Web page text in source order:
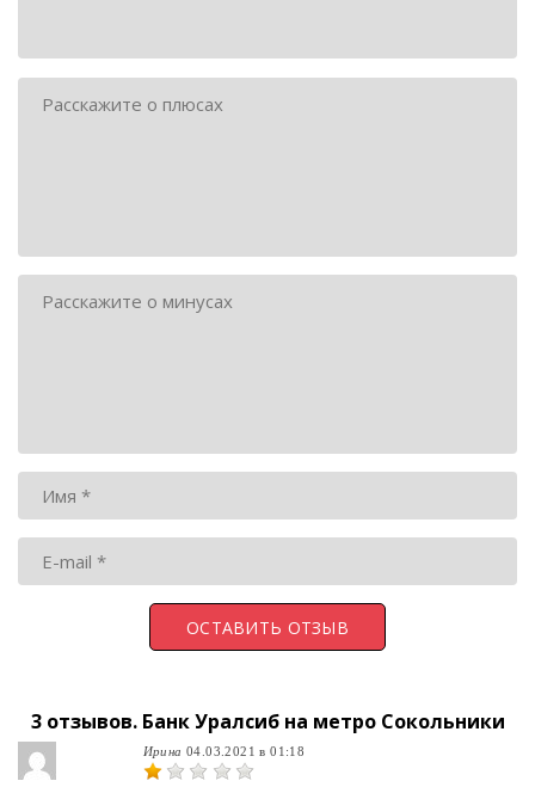
3 отзывов. Банк Уралсиб на метро Сокольники
Ирина 04.03.2021 в 01:18